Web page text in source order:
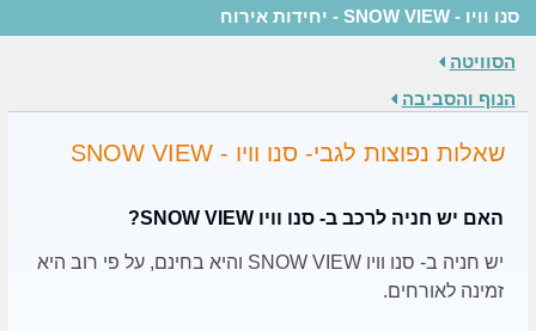
סנו וויו - SNOW VIEW - יחידות אירוח
הסוויטה
הנוף והסביבה
שאלות נפוצות לגבי- סנו וויו - SNOW VIEW
האם יש חניה לרכב ב- סנו וויו SNOW VIEW?
יש חניה ב- סנו וויו SNOW VIEW והיא בחינם, על פי רוב היא
זמינה לאורחים.